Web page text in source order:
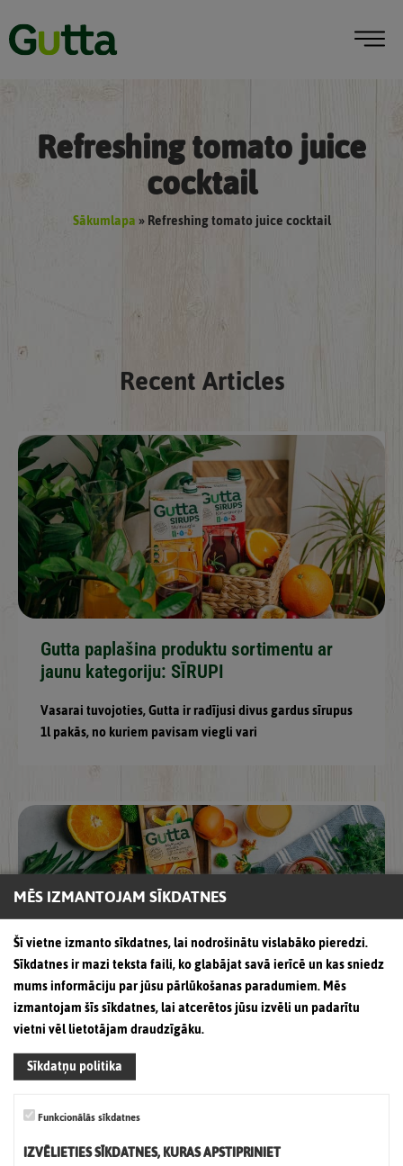
Refreshing tomato juice
cocktail
Sākumlapa»Refreshing tomato juice cocktail
Recent Articles
Gutta paplašina produktu sortimentu ar
jaunu kategoriju: SĪRUPI
Vasarai tuvojoties, Gutta ir radījusi divus gardus sīrupus
1l pakās, no kuriem pavisam viegli vari
Nacionālajā konkursā „Labākais
iepakojums Latvijā 2021” zīmols “Gutta” ir
ieguvis godpilno 2.vietu dzērienu
kategorijā par iepakojumu 1l un 2l sulām.
Nacionālajā konkursā „Labākais iepakojums Latvijā
2021”, ko organizē Latvijas Iepakojuma asociācija kopš
MĒS IZMANTOJAM SĪKDATNES
Šī vietne izmanto sīkdatnes, lai nodrošinātu vislabāko pieredzi.
Sīkdatnes ir mazi teksta faili, ko glabājat savā ierīcē un kas sniedz
mums informāciju par jūsu pārlūkošanas paradumiem. Mēs
izmantojam šīs sīkdatnes, lai atcerētos jūsu izvēli un padarītu
vietni vēl lietotājam draudzīgāku.
Sīkdatņu politika
Funkcionālās sīkdatnes
IZVĒLIETIES SĪKDATNES, KURAS APSTIPRINIET